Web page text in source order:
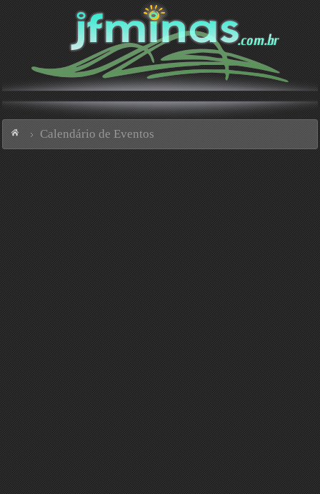
Calendário de Eventos